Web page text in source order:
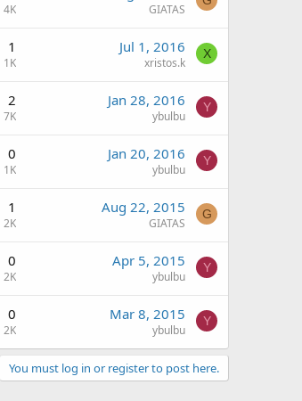
4K GIATAS
1
1K
Jul 1, 2016
xristos.k
X
2
7K
Jan 28, 2016
ybulbu
Y
0
1K
Jan 20, 2016
ybulbu
Y
1
2K
Aug 22, 2015
GIATAS
G
0
2K
Apr 5, 2015
ybulbu
Y
0
2K
Mar 8, 2015
ybulbu
Y
You must log in or register to post here.